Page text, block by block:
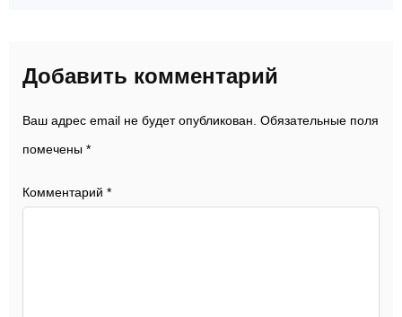
Добавить комментарий
Ваш адрес email не будет опубликован. Обязательные поля
помечены *
Комментарий *